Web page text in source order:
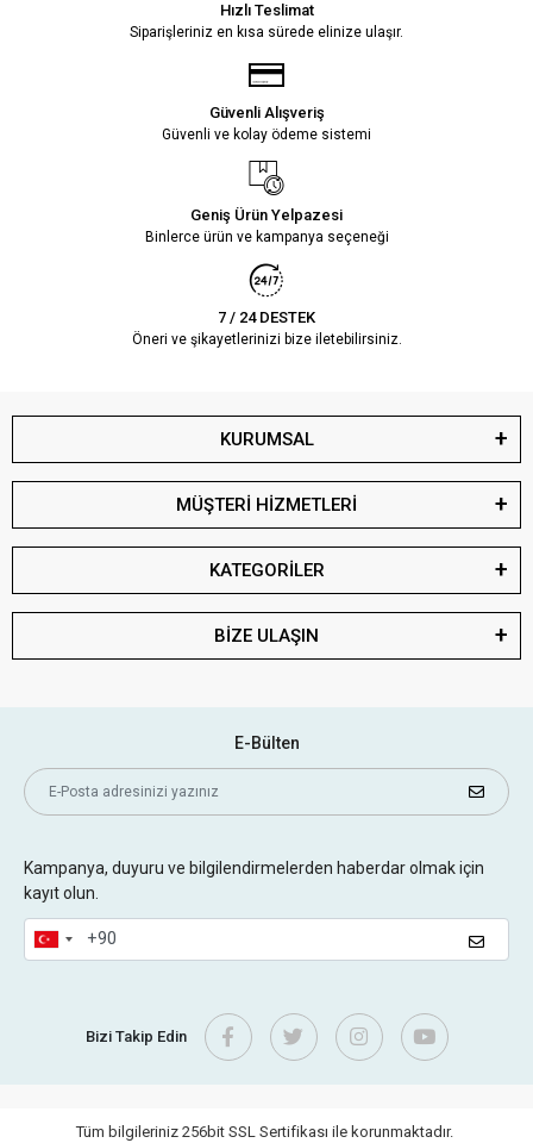
Hızlı Teslimat
Siparişleriniz en kısa sürede elinize ulaşır.
Güvenli Alışveriş
Güvenli ve kolay ödeme sistemi
Geniş Ürün Yelpazesi
Binlerce ürün ve kampanya seçeneği
7 / 24 DESTEK
Öneri ve şikayetlerinizi bize iletebilirsiniz.
KURUMSAL
MÜŞTERİ HİZMETLERİ
KATEGORİLER
BİZE ULAŞIN
E-Bülten
Kampanya, duyuru ve bilgilendirmelerden haberdar olmak için
kayıt olun.
Bizi Takip Edin
Tüm bilgileriniz 256bit SSL Sertifikası ile korunmaktadır.